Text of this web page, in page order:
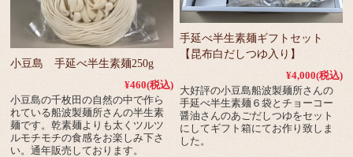
小豆島 手延べ半生素麺250g
¥460(税込)
小豆島の千枚田の自然の中で作ら
れている船波製麺所さんの半生素
麺です。乾素麺よりも太くツルツ
ルモチモチの食感をお楽しみ下さ
い。通年販売しております。
手延べ半生素麺ギフトセット
【昆布白だしつゆ入り】
¥4,000(税込)
大好評の小豆島船波製麺所さんの
手延べ半生素麺６袋とチョーコー
醤油さんのあごだしつゆをセット
にしてギフト箱にてお作り致しま
した。